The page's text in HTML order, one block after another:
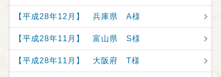
【平成28年12月】 兵庫県 A様
【平成28年11月】 富山県 S様
【平成28年11月】 大阪府 T様